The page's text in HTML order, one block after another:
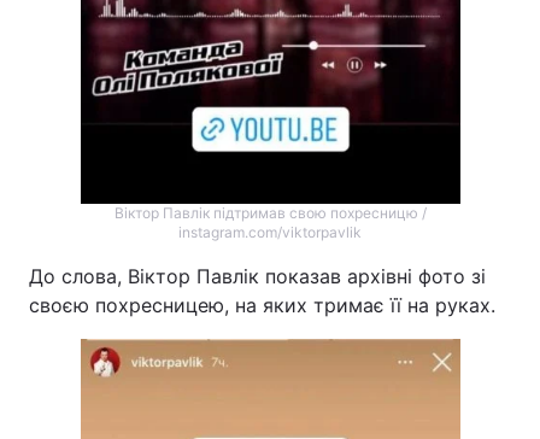
Віктор Павлік підтримав свою похресницю /
instagram.com/viktorpavlik
До слова, Віктор Павлік показав архівні фото зі
своєю похресницею, на яких тримає її на руках.